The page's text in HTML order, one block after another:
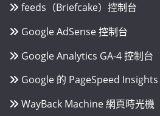
feeds（Briefcake）控制台
Google AdSense 控制台
Google Analytics GA-4 控制台
Google 的 PageSpeed Insights
WayBack Machine 網頁時光機